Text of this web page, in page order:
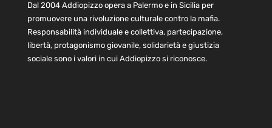
Dal 2004 Addiopizzo opera a Palermo e in Sicilia per
promuovere una rivoluzione culturale contro la mafia.
Responsabilità individuale e collettiva, partecipazione,
libertà, protagonismo giovanile, solidarietà e giustizia
sociale sono i valori in cui Addiopizzo si riconosce.